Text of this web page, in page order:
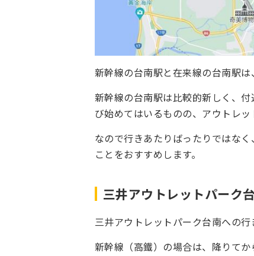
新幹線の台南駅と在来線の台南駅
新幹線の台南駅は比較的新しく、
び始めてはいるものの、アウトレ
なので行きあたりばったりではな
ことをおすすめします。
三井アウトレットパーク
三井アウトレットパーク台南への行
新幹線（高鐵）の場合は、降りて